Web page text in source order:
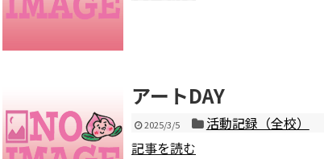
アートDAY
2025/3/5
活動記録（全校）
記事を読む